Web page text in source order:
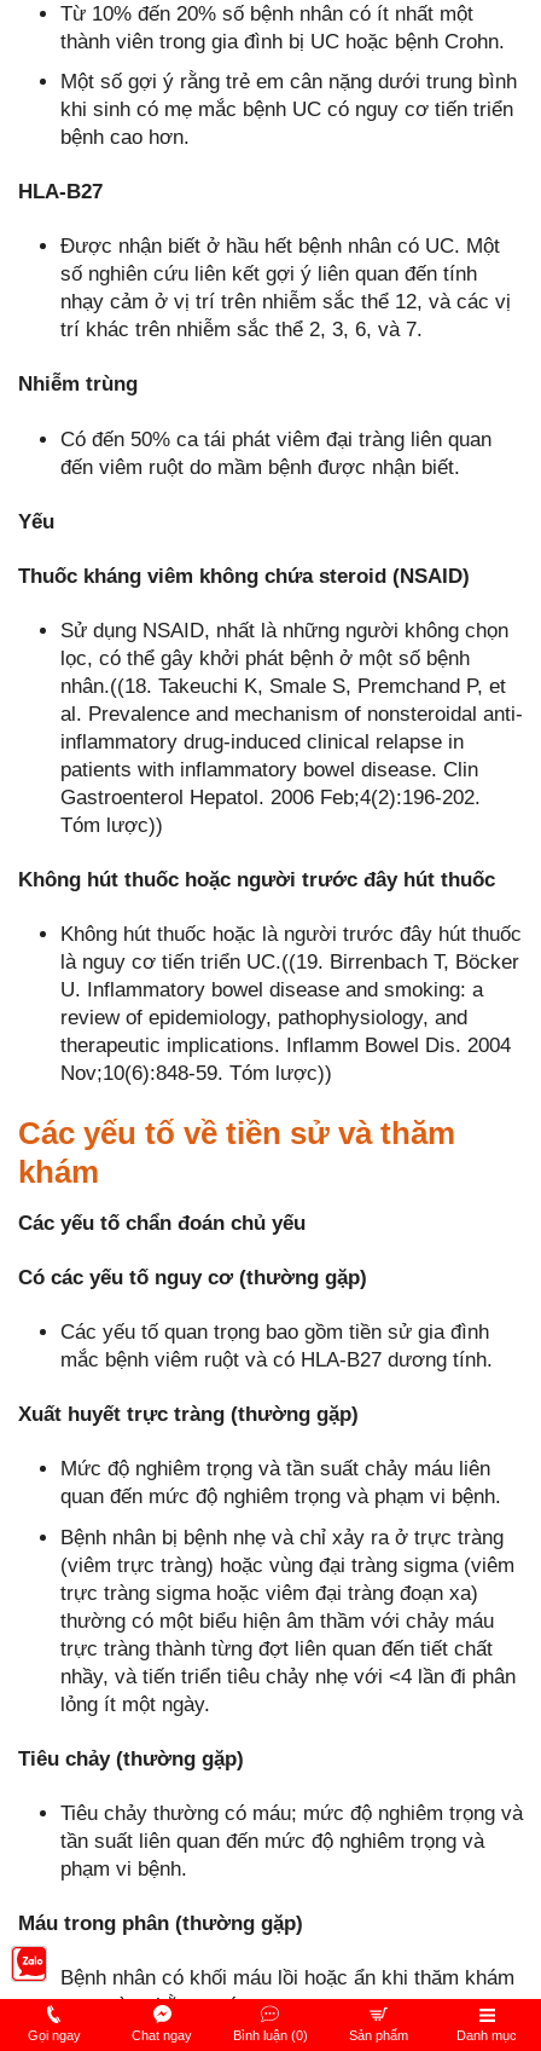
Từ 10% đến 20% số bệnh nhân có ít nhất một
thành viên trong gia đình bị UC hoặc bệnh Crohn.
Một số gợi ý rằng trẻ em cân nặng dưới trung bình
khi sinh có mẹ mắc bệnh UC có nguy cơ tiến triển
bệnh cao hơn.
HLA-B27
Được nhận biết ở hầu hết bệnh nhân có UC. Một
số nghiên cứu liên kết gợi ý liên quan đến tính
nhạy cảm ở vị trí trên nhiễm sắc thể 12, và các vị
trí khác trên nhiễm sắc thể 2, 3, 6, và 7.
Nhiễm trùng
Có đến 50% ca tái phát viêm đại tràng liên quan
đến viêm ruột do mầm bệnh được nhận biết.
Yếu
Thuốc kháng viêm không chứa steroid (NSAID)
Sử dụng NSAID, nhất là những người không chọn
lọc, có thể gây khởi phát bệnh ở một số bệnh
nhân.((18. Takeuchi K, Smale S, Premchand P, et
al. Prevalence and mechanism of nonsteroidal anti-
inflammatory drug-induced clinical relapse in
patients with inflammatory bowel disease. Clin
Gastroenterol Hepatol. 2006 Feb;4(2):196-202.
Tóm lược))
Không hút thuốc hoặc người trước đây hút thuốc
Không hút thuốc hoặc là người trước đây hút thuốc
là nguy cơ tiến triển UC.((19. Birrenbach T, Böcker
U. Inflammatory bowel disease and smoking: a
review of epidemiology, pathophysiology, and
therapeutic implications. Inflamm Bowel Dis. 2004
Nov;10(6):848-59. Tóm lược))
Các yếu tố về tiền sử và thăm
khám
Các yếu tố chẩn đoán chủ yếu
Có các yếu tố nguy cơ (thường gặp)
Các yếu tố quan trọng bao gồm tiền sử gia đình
mắc bệnh viêm ruột và có HLA-B27 dương tính.
Xuất huyết trực tràng (thường gặp)
Mức độ nghiêm trọng và tần suất chảy máu liên
quan đến mức độ nghiêm trọng và phạm vi bệnh.
Bệnh nhân bị bệnh nhẹ và chỉ xảy ra ở trực tràng
(viêm trực tràng) hoặc vùng đại tràng sigma (viêm
trực tràng sigma hoặc viêm đại tràng đoạn xa)
thường có một biểu hiện âm thầm với chảy máu
trực tràng thành từng đợt liên quan đến tiết chất
nhầy, và tiến triển tiêu chảy nhẹ với <4 lần đi phân
lỏng ít một ngày.
Tiêu chảy (thường gặp)
Tiêu chảy thường có máu; mức độ nghiêm trọng và
tần suất liên quan đến mức độ nghiêm trọng và
phạm vi bệnh.
Máu trong phân (thường gặp)
Bệnh nhân có khối máu lồi hoặc ẩn khi thăm khám
trực tràng bằng ngón tay.
Gọi ngay Chat ngay Bình luận (0) Sản phẩm Danh mục